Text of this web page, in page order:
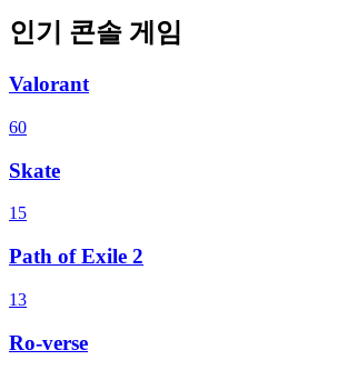
인기 콘솔 게임
Valorant
60
Skate
15
Path of Exile 2
13
Ro-verse